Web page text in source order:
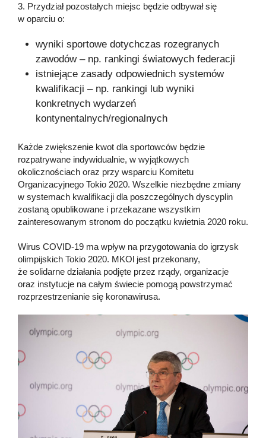
3. Przydział pozostałych miejsc będzie odbywał się
w oparciu o:
wyniki sportowe dotychczas rozegranych
zawodów – np. rankingi światowych federacji
istniejące zasady odpowiednich systemów
kwalifikacji – np. rankingi lub wyniki
konkretnych wydarzeń
kontynentalnych/regionalnych
Każde zwiększenie kwot dla sportowców będzie
rozpatrywane indywidualnie, w wyjątkowych
okolicznościach oraz przy wsparciu Komitetu
Organizacyjnego Tokio 2020. Wszelkie niezbędne zmiany
w systemach kwalifikacji dla poszczególnych dyscyplin
zostaną opublikowane i przekazane wszystkim
zainteresowanym stronom do początku kwietnia 2020 roku.
Wirus COVID-19 ma wpływ na przygotowania do igrzysk
olimpijskich Tokio 2020. MKOl jest przekonany,
że solidarne działania podjęte przez rządy, organizacje
oraz instytucje na całym świecie pomogą powstrzymać
rozprzestrzenianie się koronawirusa.